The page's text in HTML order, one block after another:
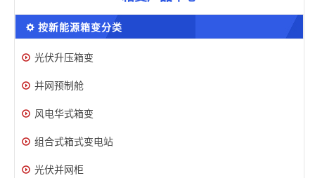
按新能源箱变分类
光伏升压箱变
并网预制舱
风电华式箱变
组合式箱式变电站
光伏并网柜